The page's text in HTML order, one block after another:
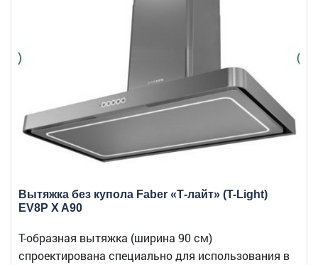
Вытяжка без купола Faber «Т-лайт» (T-Light)
EV8P X A90
Т-образная вытяжка (ширина 90 см)
спроектирована специально для использования в